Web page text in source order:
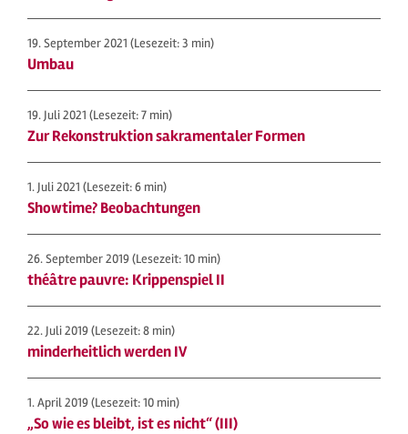
19. September 2021 (Lesezeit: 3 min)
Umbau
19. Juli 2021 (Lesezeit: 7 min)
Zur Rekonstruktion sakramentaler Formen
1. Juli 2021 (Lesezeit: 6 min)
Showtime? Beobachtungen
26. September 2019(Lesezeit: 10 min)
théâtre pauvre: Krippenspiel II
22. Juli 2019(Lesezeit: 8 min)
minderheitlich werden IV
1. April 2019(Lesezeit: 10 min)
„So wie es bleibt, ist es nicht“ (III)